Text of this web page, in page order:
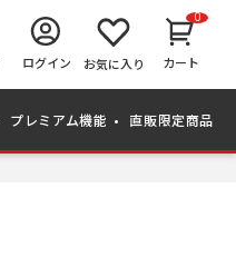
ログイン お気に入り
0
カート
プレミアム機能 直販限定商品